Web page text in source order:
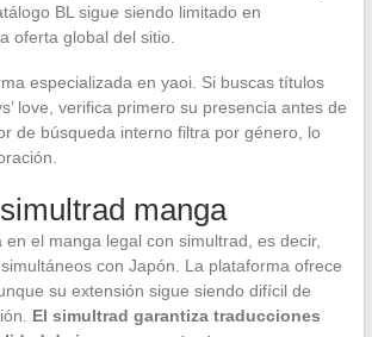
BL sigue siendo limitado en
oferta global del sitio.
especializada en yaoi. Si buscas títulos
love, verifica primero su presencia antes de
de búsqueda interno filtra por género, lo
manga
en el manga legal con simultrad, es decir,
con Japón. La plataforma ofrece
su extensión sigue siendo difícil de
El simultrad garantiza traducciones